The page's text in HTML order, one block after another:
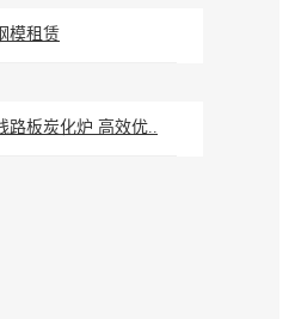
模租赁
路板炭化炉 高效优..